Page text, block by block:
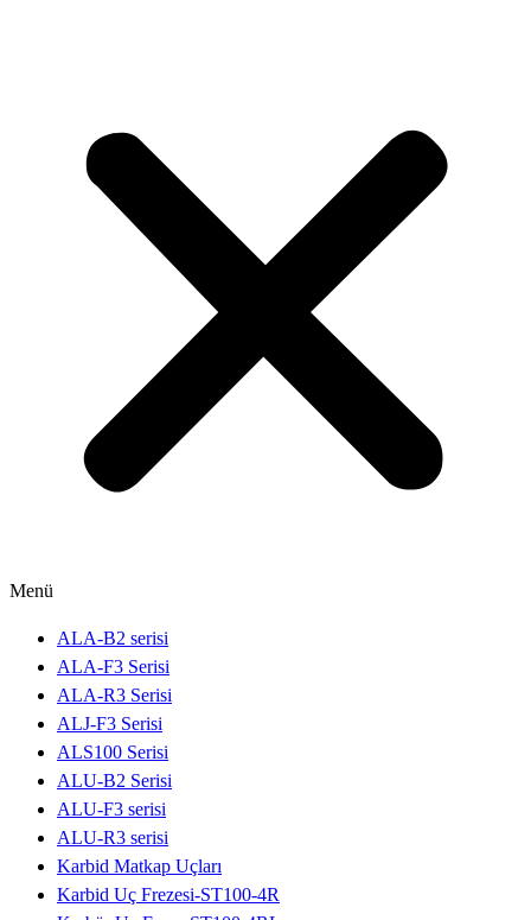
Menü
ALA-B2 serisi
ALA-F3 Serisi
ALA-R3 Serisi
ALJ-F3 Serisi
ALS100 Serisi
ALU-B2 Serisi
ALU-F3 serisi
ALU-R3 serisi
Karbid Matkap Uçları
Karbid Uç Frezesi-ST100-4R